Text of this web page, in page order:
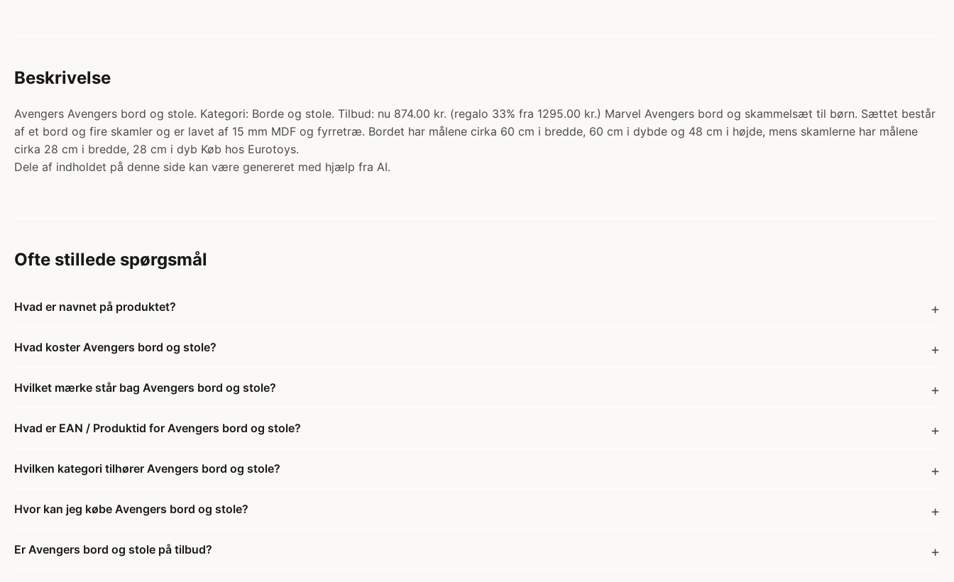
Beskrivelse
Avengers Avengers bord og stole. Kategori: Borde og stole. Tilbud: nu 874.00 kr. (regalo 33% fra 1295.00 kr.) Marvel Avengers bord og skammelsæt til børn. Sættet består
af et bord og fire skamler og er lavet af 15 mm MDF og fyrretræ. Bordet har målene cirka 60 cm i bredde, 60 cm i dybde og 48 cm i højde, mens skamlerne har målene
cirka 28 cm i bredde, 28 cm i dyb Køb hos Eurotoys.
Dele af indholdet på denne side kan være genereret med hjælp fra AI.
Ofte stillede spørgsmål
Hvad er navnet på produktet?
Hvad koster Avengers bord og stole?
Hvilket mærke står bag Avengers bord og stole?
Hvad er EAN / Produktid for Avengers bord og stole?
Hvilken kategori tilhører Avengers bord og stole?
Hvor kan jeg købe Avengers bord og stole?
Er Avengers bord og stole på tilbud?